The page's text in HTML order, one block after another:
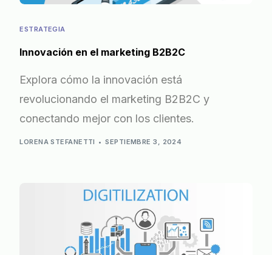
ESTRATEGIA
Innovación en el marketing B2B2C
Explora cómo la innovación está
revolucionando el marketing B2B2C y
conectando mejor con los clientes.
LORENA STEFANETTI SEPTIEMBRE 3, 2024